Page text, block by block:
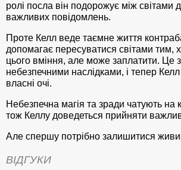
ролі посла він подорожує між світами
важливих повідомлень.
Проте Келл веде таємне життя
допомагає пересуватися світами тим,
цього вміння, але може заплатити. Це
небезпечними наслідками, і тепер
власні очі.
Небезпечна магія та зради чатують на
тож Келлу доведеться прийняти
Але спершу потрібно залишитися
ВІДГУКИ